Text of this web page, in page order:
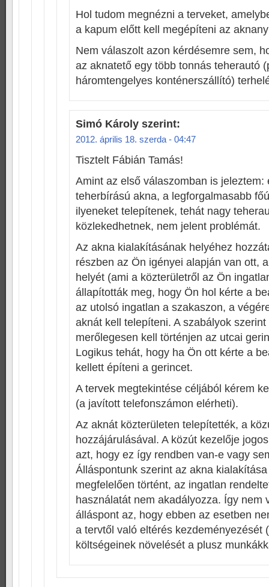
Hol tudom megnézni a terveket,
a kapum előtt kell megépíteni az
Nem válaszolt azon kérdésemre sem,
az aknatető egy több tonnás teherautó
háromtengelyes konténerszállító)
Simó Károly szerint:
2012. április 18. szerda - 04:47
Tisztelt Fábián Tamás!
Amint az első válaszomban is jeleztem:
teherbírású akna, a legforgalmasabb
ilyeneket telepítenek, tehát nagy
közlekedhetnek, nem jelent problémát.
Az akna kialakításának helyéhez
részben az Ön igényei alapján van ott,
helyét (ami a közterületről az Ön
állapították meg, hogy Ön hol kérte a
az utolsó ingatlan a szakaszon, a
aknát kell telepíteni. A szabályok
merőlegesen kell történjen az utcai
Logikus tehát, hogy ha Ön ott kérte a
kellett építeni a gerincet.
A tervek megtekintése céljából kérem
(a javított telefonszámon elérheti).
Az aknát közterületen telepítették, a
hozzájárulásával. A közút kezelője
azt, hogy ez így rendben van-e vagy
Álláspontunk szerint az akna
megfelelően történt, az ingatlan
használatát nem akadályozza. Így nem
álláspont az, hogy ebben az esetben
a tervtől való eltérés kezdeményezését
költségeinek növelését a plusz